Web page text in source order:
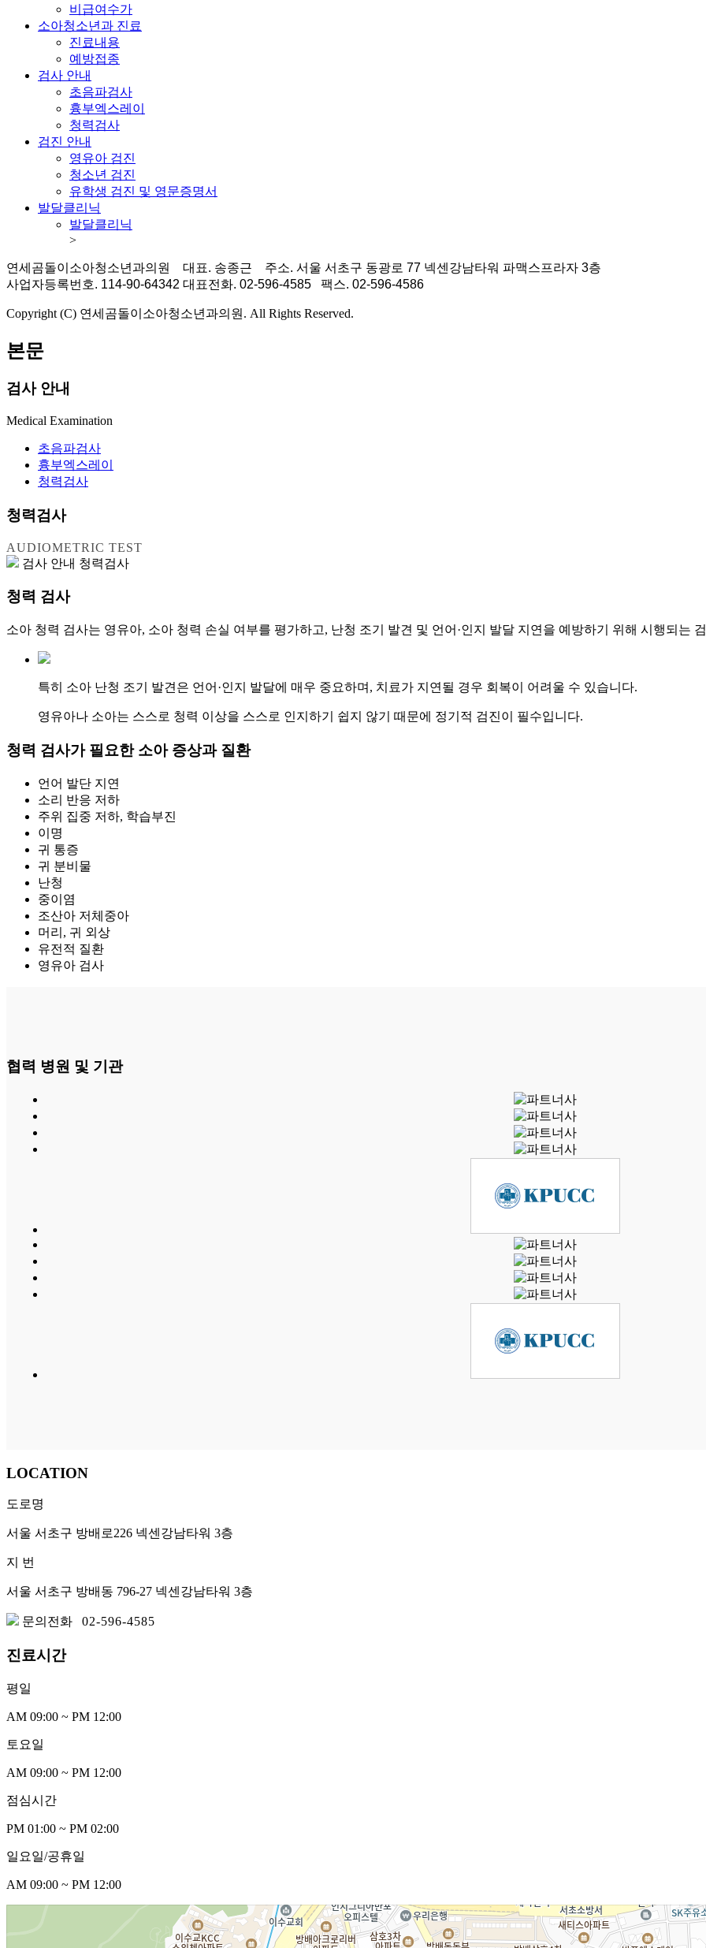
비급여수가
소아청소년과 진료
진료내용
예방접종
검사 안내
초음파검사
흉부엑스레이
청력검사
검진 안내
영유아 검진
청소년 검진
유학생 검진 및 영문증명서
발달클리닉
발달클리닉
>
연세곰돌이소아청소년과의원 대표. 송종근 주소. 서울 서초구 동광로 77 넥센강남타워 파맥스프라자 3층
사업자등록번호. 114-90-64342 대표전화. 02-596-4585 팩스. 02-596-4586
Copyright (C) 연세곰돌이소아청소년과의원. All Rights Reserved.
본문
검사 안내
Medical Examination
초음파검사
흉부엑스레이
청력검사
청력검사
AUDIOMETRIC TEST
검사 안내 청력검사
청력 검사
소아 청력 검사는 영유아, 소아 청력 손실 여부를 평가하고, 난청 조기 발견 및 언어·인지 발달 지연을 예방하기 위해 시행되는
특히 소아 난청 조기 발견은 언어·인지 발달에 매우 중요하며, 치료가 지연될 경우 회복이 어려울 수 있습니다.
영유아나 소아는 스스로 청력 이상을 스스로 인지하기 쉽지 않기 때문에 정기적 검진이 필수입니다.
청력 검사가 필요한소아 증상과 질환
언어 발단 지연
소리 반응 저하
주위 집중 저하, 학습부진
이명
귀 통증
귀 분비물
난청
중이염
조산아 저체중아
머리, 귀 외상
유전적 질환
영유아 검사
협력 병원 및 기관
LOCATION
도로명
서울 서초구 방배로226 넥센강남타워 3층
지 번
서울 서초구 방배동 796-27 넥센강남타워 3층
문의전화 02-596-4585
진료시간
평일
AM 09:00 ~ PM 12:00
토요일
AM 09:00 ~ PM 12:00
점심시간
PM 01:00 ~ PM 02:00
일요일/공휴일
AM 09:00 ~ PM 12:00